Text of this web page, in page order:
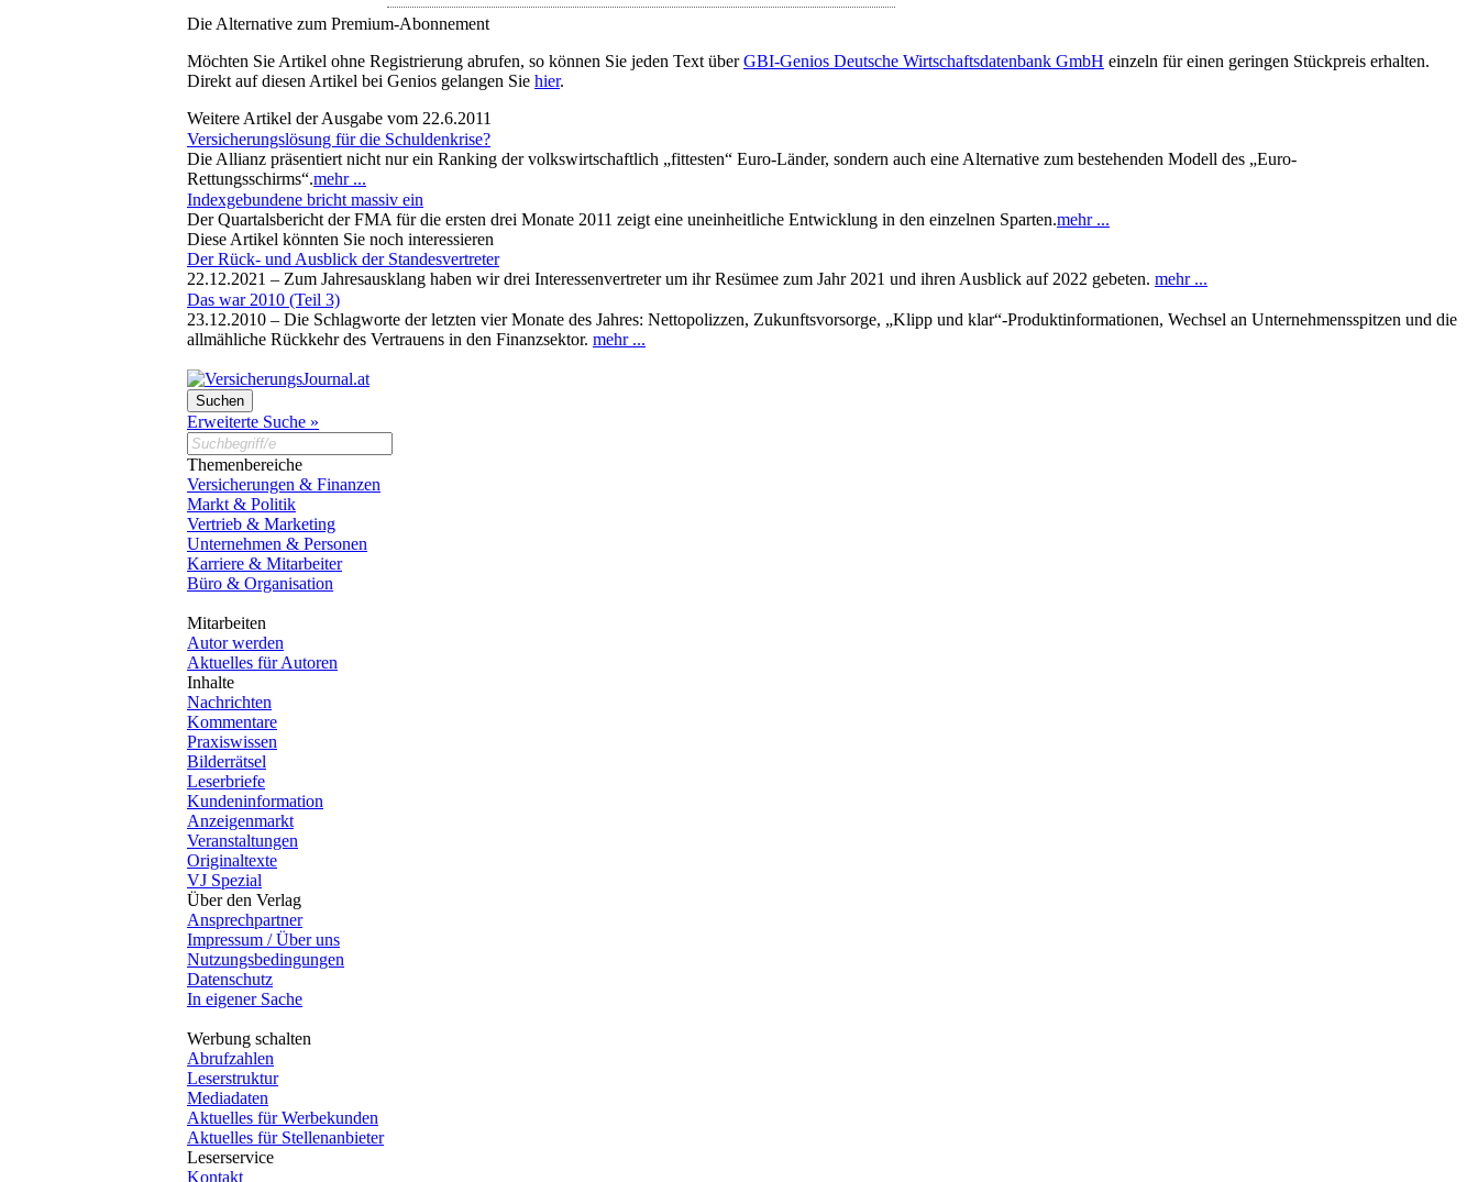
Die Alternative zum Premium-Abonnement
Möchten Sie Artikel ohne Registrierung abrufen, so können Sie jeden Text überGBI-Genios Deutsche Wirtschaftsdatenbank GmbH einzeln für einen geringen Stückpreis erhalten.
Direkt auf diesen Artikel bei Genios gelangen Sie hier.
Weitere Artikel der Ausgabe vom 22.6.2011
Versicherungslösung für die Schuldenkrise?
Die Allianz präsentiert nicht nur ein Ranking der volkswirtschaftlich „fittesten“ Euro-Länder, sondern auch eine Alternative zum bestehenden Modell des „Euro-
Rettungsschirms“.mehr ...
Indexgebundene bricht massiv ein
Der Quartalsbericht der FMA für die ersten drei Monate 2011 zeigt eine uneinheitliche Entwicklung in den einzelnen Sparten.mehr ...
Diese Artikel könnten Sie noch interessieren
Der Rück- und Ausblick der Standesvertreter
22.12.2021 – Zum Jahresausklang haben wir drei Interessenvertreter um ihr Resümee zum Jahr 2021 und ihren Ausblick auf 2022 gebeten. mehr ...
Das war 2010 (Teil 3)
23.12.2010 – Die Schlagworte der letzten vier Monate des Jahres: Nettopolizzen, Zukunftsvorsorge, „Klipp und klar“-Produktinformationen, Wechsel an Unternehmensspitzen und die
allmähliche Rückkehr des Vertrauens in den Finanzsektor. mehr ...
Erweiterte Suche »
Themenbereiche
Versicherungen & Finanzen
Markt & Politik
Vertrieb & Marketing
Unternehmen & Personen
Karriere & Mitarbeiter
Büro & Organisation
Mitarbeiten
Autor werden
Aktuelles für Autoren
Inhalte
Nachrichten
Kommentare
Praxiswissen
Bilderrätsel
Leserbriefe
Kundeninformation
Anzeigenmarkt
Veranstaltungen
Originaltexte
VJ Spezial
Über den Verlag
Ansprechpartner
Impressum / Über uns
Nutzungsbedingungen
Datenschutz
In eigener Sache
Werbung schalten
Abrufzahlen
Leserstruktur
Mediadaten
Aktuelles für Werbekunden
Aktuelles für Stellenanbieter
Leserservice
Kontakt